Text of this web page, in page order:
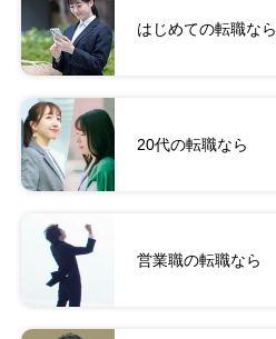
はじめての転職なら
20代の転職なら
営業職の転職なら